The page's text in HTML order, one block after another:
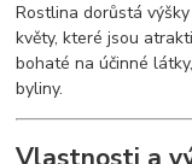
Rostlina dorůstá
květy, které jsou
bohaté na účinné
byliny.